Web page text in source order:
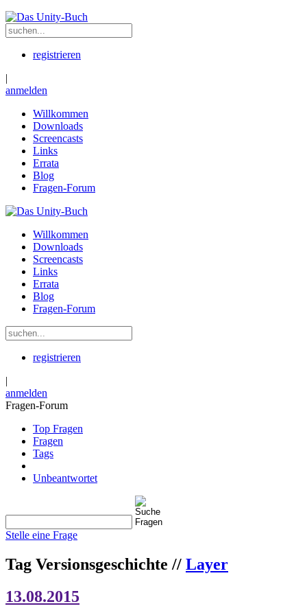
registrieren
|
anmelden
Willkommen
Downloads
Screencasts
Links
Errata
Blog
Fragen-Forum
Willkommen
Downloads
Screencasts
Links
Errata
Blog
Fragen-Forum
registrieren
|
anmelden
Fragen-Forum
Top Fragen
Fragen
Tags
Unbeantwortet
Stelle eine Frage
Tag Versionsgeschichte // Layer
13.08.2015